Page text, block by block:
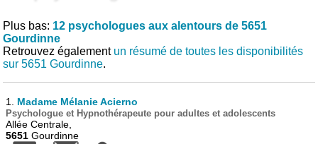
Plus bas: 12 psychologues aux alentours de 5651
Gourdinne
Retrouvez également un résumé de toutes les disponibilités
sur 5651 Gourdinne.
1. Madame Mélanie Acierno
Psychologue et Hypnothérapeute pour adultes et adolescents
Allée Centrale,
5651 Gourdinne